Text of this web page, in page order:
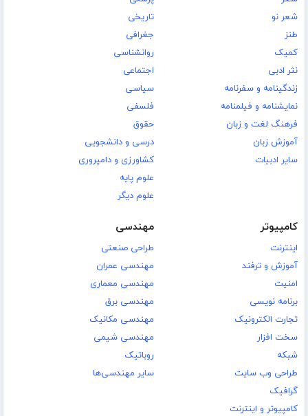
شعر نو
طنز
کمیک
نثر ادبی
زندگینامه و سفرنامه
نمایشنامه و فیلمنامه
فرهنگ لغت و زبان
آموزش زبان
سایر ادبیات
تاریخی
جغرافی
روانشناسی
اجتماعی
سیاسی
فلسفی
حقوق
درسی و دانشجویی
کشاورزی و دامپروری
علوم پایه
علوم دیگر
کامپیوتر
اینترنت
آموزش و ترفند
امنیت
برنامه نویسی
تجارت الکترونیک
سخت افزار
شبکه
طراحی وب سایت
گرافیک
کامپیوتر و اینترنت
مهندسی
طراحی صنعتی
مهندسی عمران
مهندسی معماری
مهندسی برق
مهندسی مکانیک
مهندسی شیمی
روباتیک
سایر مهندسی‌ها